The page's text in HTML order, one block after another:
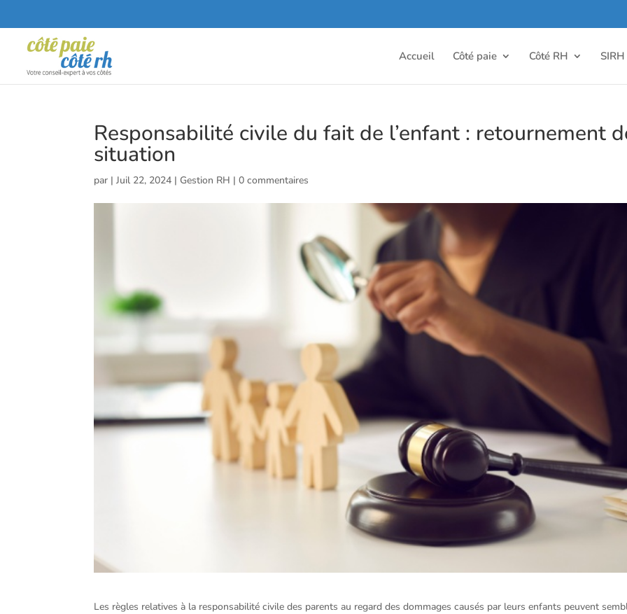
Accueil Côté paie Côté RH SIRH
Responsabilité civile du fait de l’enfant : retournement
situation
par |Juil 22, 2024 | Gestion RH |0 commentaires
Les règles relatives à la responsabilité civile des parents au regard des dommages causés par leurs enfants peuvent